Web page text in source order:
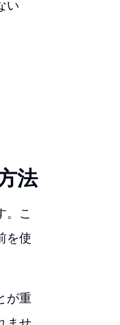
い
法
。こ
を使
が重